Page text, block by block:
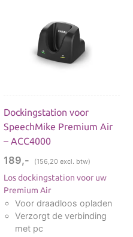
premium
Met een
en
Dankzij de
waarbij de
informatie
aan uw pc
Air maximale
opnames.
mat
Dockingstation voor
SpeechMike Premium Air
– ACC4000
189,- (156,20 excl. btw)
Los dockingstation voor uw
Premium Air
Voor draadloos opladen
Verzorgt de verbinding
met pc